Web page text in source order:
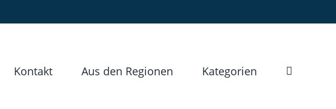
Kontakt Aus den Regionen Kategorien